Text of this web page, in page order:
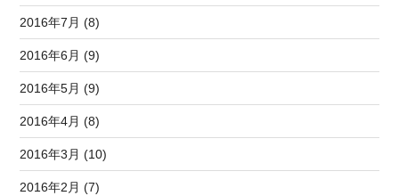
2016年7月 (8)
2016年6月 (9)
2016年5月 (9)
2016年4月 (8)
2016年3月 (10)
2016年2月 (7)